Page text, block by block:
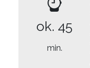
ok. 45
min.